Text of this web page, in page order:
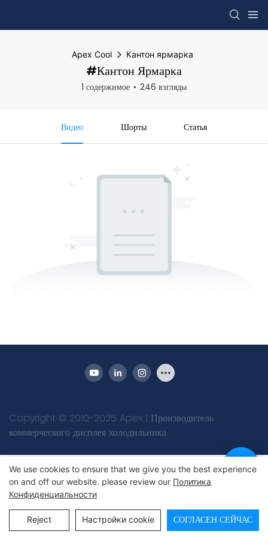
Apex Cool Кантон ярмарка
#Кантон Ярмарка
1 содержимое 246 взгляды
Видео Шорты Статья
Copyright © 2010-2025 Apex | Производитель
коммерческого дисплея холодильника
We use cookies to ensure that we give you the best experience
on and off our website. please review our Политика
Конфиденциальности
Reject Настройки cookie СОГЛАСЕН СЕЙЧАС